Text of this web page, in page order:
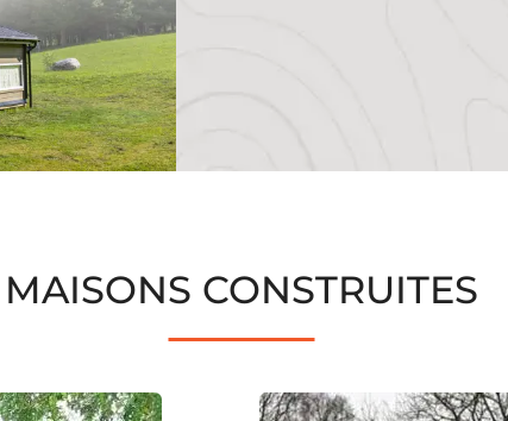
MAISONS CONSTRUITES